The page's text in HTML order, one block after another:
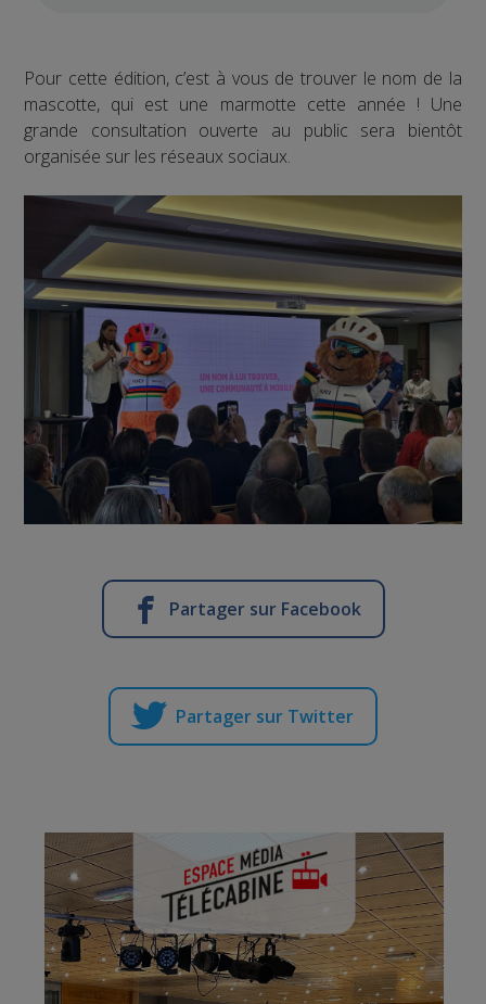
Pour cette édition, c’est à vous de trouver le nom de la
mascotte, qui est une marmotte cette année ! Une
grande consultation ouverte au public sera bientôt
organisée sur les réseaux sociaux.
Partager sur Facebook
Partager sur Twitter